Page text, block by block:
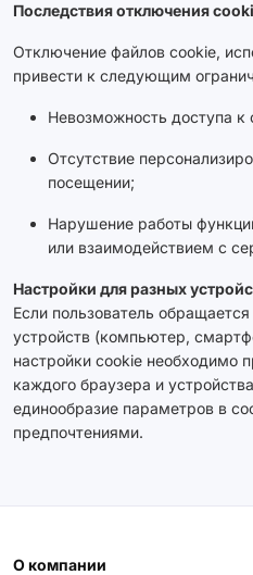
Последствия отключения
Отключение файлов cookie,
привести к следующим
Невозможность доступа
Отсутствие
посещении;
Нарушение работы
или взаимодействием с
Настройки для разных
Если пользователь
устройств (компьютер,
настройки cookie необходимо
каждого браузера и
единообразие параметров в
предпочтениями.
О компании